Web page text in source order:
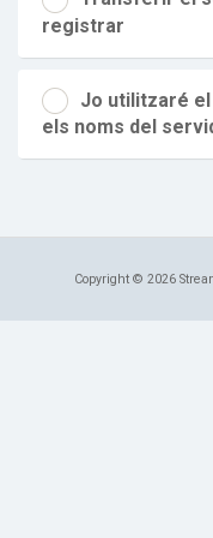
registrar
Jo utilitzaré
els noms del
Copyright © 2026